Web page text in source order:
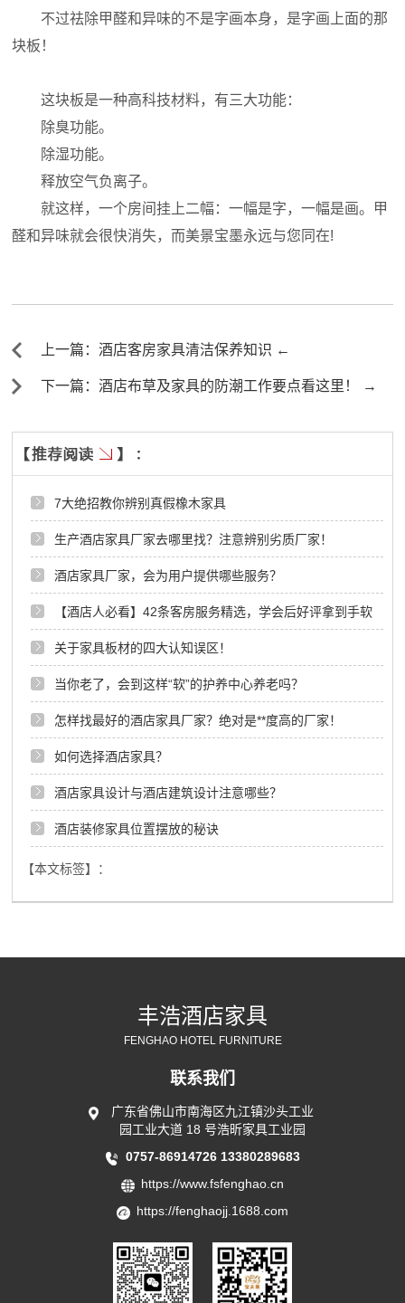
不过祛除甲醛和异味的不是字画本身，是字画上面的那
块板！
这块板是一种高科技材料，有三大功能：
除臭功能。
除湿功能。
释放空气负离子。
就这样，一个房间挂上二幅：一幅是字，一幅是画。甲
醛和异味就会很快消失，而美景宝墨永远与您同在!
上一篇：酒店客房家具清洁保养知识 ←
下一篇：酒店布草及家具的防潮工作要点看这里！ →
7大绝招教你辨别真假橡木家具
生产酒店家具厂家去哪里找？注意辨别劣质厂家！
酒店家具厂家，会为用户提供哪些服务？
【酒店人必看】42条客房服务精选，学会后好评拿到手软
关于家具板材的四大认知误区！
当你老了，会到这样“软”的护养中心养老吗？
怎样找最好的酒店家具厂家？绝对是**度高的厂家！
如何选择酒店家具？
酒店家具设计与酒店建筑设计注意哪些？
酒店装修家具位置摆放的秘诀
【本文标签】：
丰浩酒店家具
FENGHAO HOTEL FURNITURE
联系我们
广东省佛山市南海区九江镇沙头工业
园工业大道 18 号浩昕家具工业园
0757-86914726 13380289683
https://www.fsfenghao.cn
https://fenghaojj.1688.com